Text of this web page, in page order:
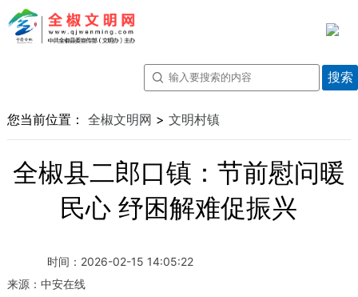
您当前位置： 全椒文明网 > 文明村镇
全椒县二郎口镇：节前慰问暖
民心 纾困解难促振兴
时间： 2026-02-15 14:05:22
来源： 中安在线